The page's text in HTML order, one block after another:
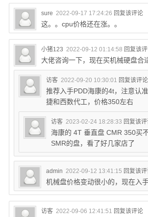
sure 2022-09-17 17:24:26 回复该评论
这。。cpu价格还在涨。。
小猪123 2022-09-12 01:14:58 回复该
大佬咨询一下，现在买机械硬盘合
访客 2022-09-20 10:30:01 回复该评论
推荐入手PDD海康的4t，注意认
捷和西数代工，价格350左右
访客 2023-02-24 18:28:33 回复该
海康的 4T 垂直盘 CMR 350买
SMR的盘，看了好几家店了
admin 2022-09-12 13:41:15 回复该
机械盘价格变动很小的，现在入
访客 2022-09-06 12:41:51 回复该评论